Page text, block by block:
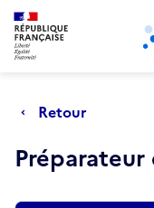
Aller au menu principal
Retour
Retour au début de la
Panneau de gestion